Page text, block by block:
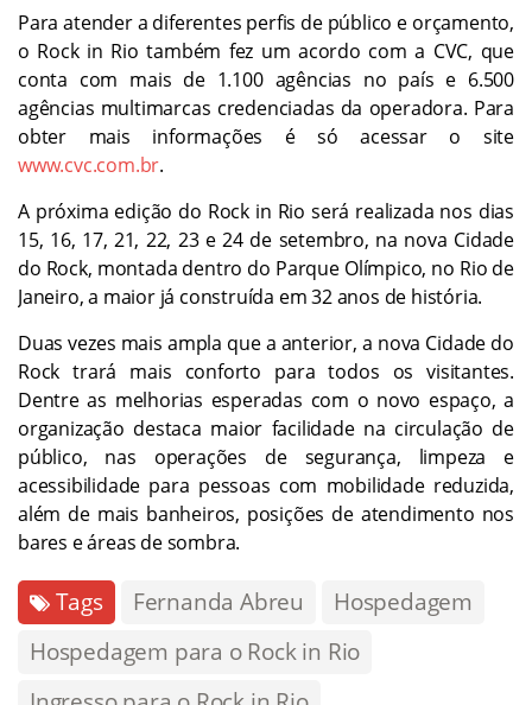
Para atender a diferentes perfis de público e orçamento,
o Rock in Rio também fez um acordo com a CVC, que
conta com mais de 1.100 agências no país e 6.500
agências multimarcas credenciadas da operadora. Para
obter mais informações é só acessar o site
www.cvc.com.br.
A próxima edição do Rock in Rio será realizada nos dias
15, 16, 17, 21, 22, 23 e 24 de setembro, na nova Cidade
do Rock, montada dentro do Parque Olímpico, no Rio de
Janeiro, a maior já construída em 32 anos de história.
Duas vezes mais ampla que a anterior, a nova Cidade do
Rock trará mais conforto para todos os visitantes.
Dentre as melhorias esperadas com o novo espaço, a
organização destaca maior facilidade na circulação de
público, nas operações de segurança, limpeza e
acessibilidade para pessoas com mobilidade reduzida,
além de mais banheiros, posições de atendimento nos
bares e áreas de sombra.
Tags Fernanda Abreu
Hospedagem
Hospedagem para o Rock in Rio